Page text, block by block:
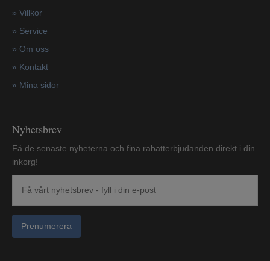
» Villkor
» Service
» Om oss
» Kontakt
» Mina sidor
Nyhetsbrev
Få de senaste nyheterna och fina rabatterbjudanden direkt i din
inkorg!
Prenumerera